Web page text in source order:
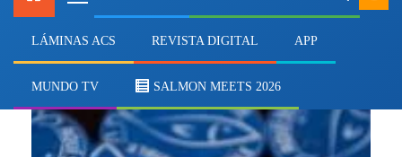
LÁMINAS ACS REVISTA DIGITAL APP
MUNDO TV SALMON MEETS 2026
Sello Azul